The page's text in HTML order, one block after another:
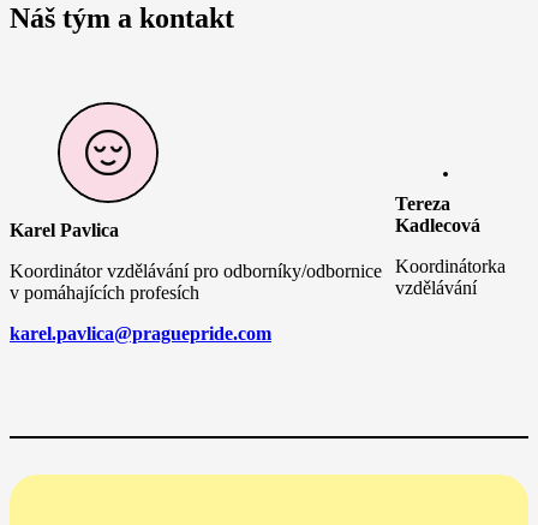
Náš tým a kontakt
Karel Pavlica
Koordinátor vzdělávání pro odborníky/odbornice
v pomáhajících profesích
karel.pavlica@praguepride.com
Tereza
Kadlecová
Koordinátorka
vzdělávání